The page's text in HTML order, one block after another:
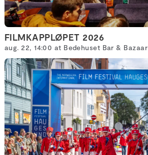
FILMKAPPLØPET 2026
aug. 22, 14:00 at Bedehuset Bar & Bazaar